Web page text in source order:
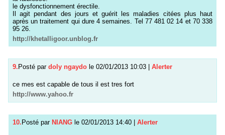
le dysfonctionnement érectile.
Il agit pendant des jours et guérit les maladies citées plus haut
après un traitement qui dure 4 semaines. Tel 77 481 02 14 et 70 338
95 26.
http://khetalligoor.unblog.fr
9. Posté par doly ngaydo le 02/01/2013 10:03 Alerter
ce mes est capable de tous il est tres fort
http://www.yahoo.fr
10. Posté par NIANG le 02/01/2013 14:40 Alerter